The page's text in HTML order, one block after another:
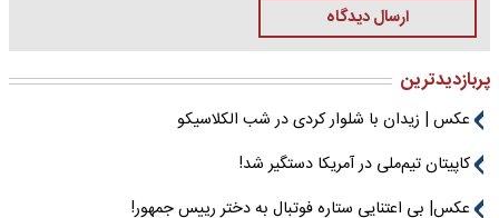
ارسال دیدگاه
پربازدیدترین
عکس | زیدان با شلوار کردی در شب الکلاسیکو
کاپیتان تیم‌ملی در آمریکا دستگیر شد!
عکس| بی اعتنایی ستاره فوتبال به دختر رییس جمهور!